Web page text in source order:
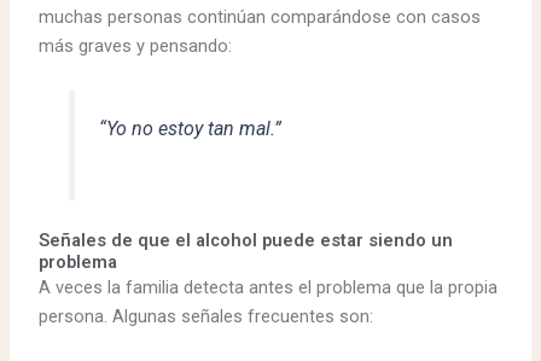
muchas personas continúan comparándose con casos
más graves y pensando:
“Yo no estoy tan mal.”
Señales de que el alcohol puede estar siendo un
problema
A veces la familia detecta antes el problema que la propia
persona. Algunas señales frecuentes son: